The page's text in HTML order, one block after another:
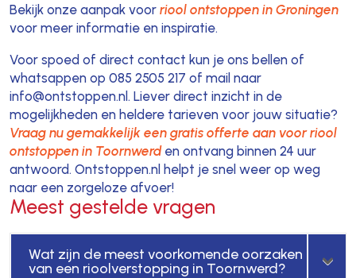
Bekijk onze aanpak voor riool ontstoppen in Groningen
voor meer informatie en inspiratie.
Voor spoed of direct contact kun je ons bellen of
whatsappen op 085 2505 217 of mail naar
info@ontstoppen.nl. Liever direct inzicht in de
mogelijkheden en heldere tarieven voor jouw situatie?
Vraag nu gemakkelijk een gratis offerte aan voor riool
ontstoppen in Toornwerden ontvang binnen 24 uur
antwoord. Ontstoppen.nl helpt je snel weer op weg
naar een zorgeloze afvoer!
Meest gestelde vragen
Wat zijn de meest voorkomende oorzaken
van een rioolverstopping in Toornwerd?